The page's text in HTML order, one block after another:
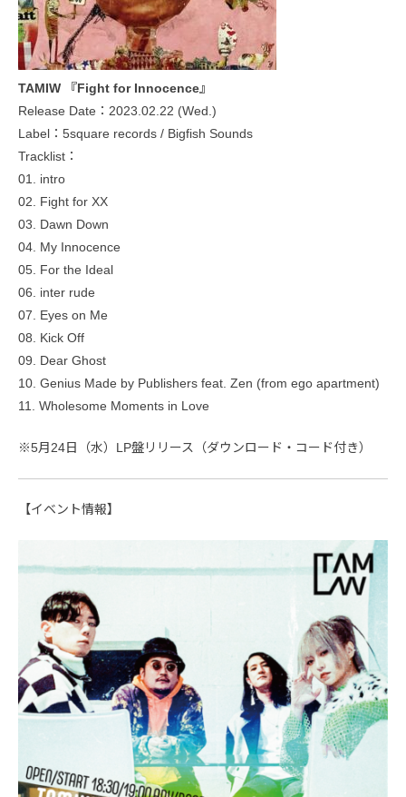
TAMIW 『Fight for Innocence』
Release Date：2023.02.22 (Wed.)
Label：5square records / Bigfish Sounds
Tracklist：
01. intro
02. Fight for XX
03. Dawn Down
04. My Innocence
05. For the Ideal
06. inter rude
07. Eyes on Me
08. Kick Off
09. Dear Ghost
10. Genius Made by Publishers feat. Zen (from ego apartment)
11. Wholesome Moments in Love
※5月24日（水）LP盤リリース（ダウンロード・コード付き）
【イベント情報】